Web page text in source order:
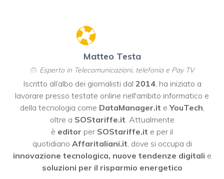
Matteo Testa
Esperto in Telecomunicazioni, telefonia e Pay TV
Iscritto all’albo dei giornalisti dal 2014, ha iniziato a
lavorare presso testate online nell'ambito informatico e
della tecnologia come DataManager.it eYouTech
oltre a SOStariffe.it . Attualmente
è editor per SOStariffe.it e per il
quotidiano Affaritaliani.it , dove si occupa di
innovazione tecnologica, nuove tendenze digitali e
soluzioni per il risparmio energetico